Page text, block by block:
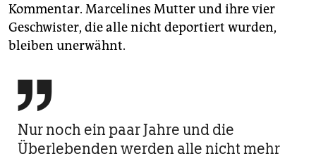
Kommentar. Marcelines Mutter und ihre vier
Geschwister, die alle nicht deportiert wurden,
bleiben unerwähnt.

Nur noch ein paar Jahre und die
Überlebenden werden alle nicht mehr